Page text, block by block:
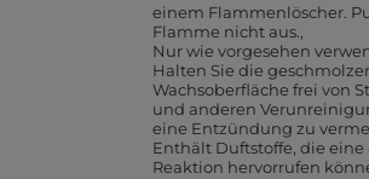
einem Flammenlöscher.
Flamme nicht aus.
Nur wie vorgesehen
Halten Sie die
Wachsoberfläche frei von
und anderen
eine Entzündung zu
Enthält Duftstoffe, die eine
Reaktion hervorrufen